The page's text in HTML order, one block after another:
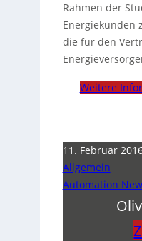
Rahmen der
Energiekunden
die für den
Weitere
11. Februar
Allgemein
Automation